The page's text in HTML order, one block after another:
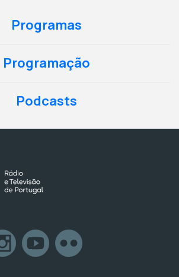
Programas
Programação
Podcasts